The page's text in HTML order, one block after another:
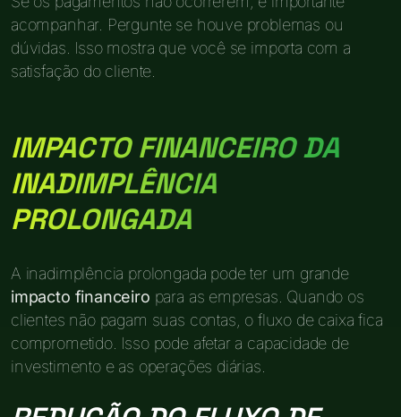
acompanhar. Pergunte se houve problemas ou
dúvidas. Isso mostra que você se importa com a
satisfação do cliente.
IMPACTO FINANCEIRO DA
INADIMPLÊNCIA
PROLONGADA
A inadimplência prolongada pode ter um grande
impacto financeiro para as empresas. Quando os
clientes não pagam suas contas, o fluxo de caixa fica
comprometido. Isso pode afetar a capacidade de
investimento e as operações diárias.